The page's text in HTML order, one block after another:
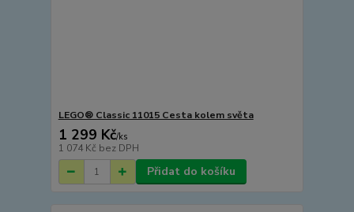
LEGO® Classic 11015 Cesta kolem světa
1 299 Kč/ks
1 074 Kč bez DPH
Přidat do košíku